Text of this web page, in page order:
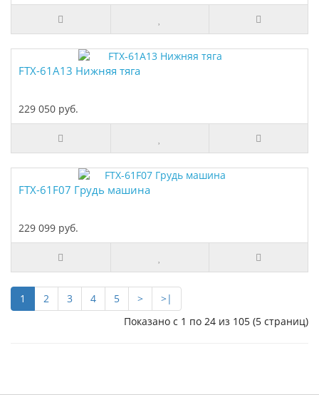
FTX-61A13 Нижняя тяга
229 050 руб.
FTX-61F07 Грудь машина
229 099 руб.
1 2 3 4 5 >
>|
Показано с 1 по 24 из 105 (5 страниц)